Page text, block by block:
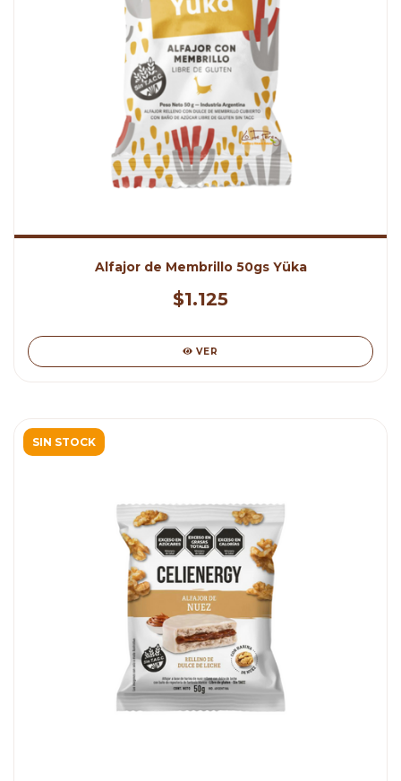
Alfajor de Membrillo 50gs Yüka
$1.125
VER
SIN STOCK